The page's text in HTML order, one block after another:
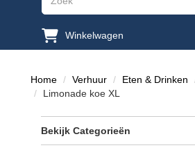
Winkelwagen
Home Verhuur Eten & Drinken
Limonade koe XL
Bekijk Categorieën